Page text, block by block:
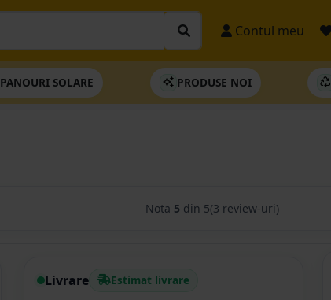
Contul meu
PANOURI SOLARE PRODUSE NOI
Nota 5 din 5(3 review-uri)
Livrare Estimat livrare